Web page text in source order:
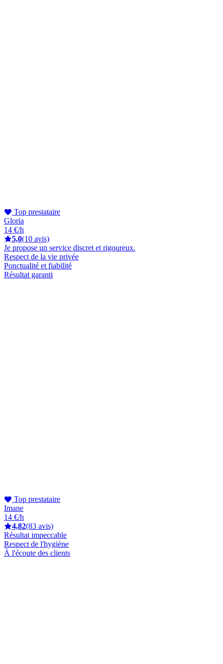
Top prestataire
Gloria
14 €/h
5,0(10 avis)
Je propose un service discret et rigoureux.
Respect de la vie privée
Ponctualité et fiabilité
Résultat garanti
Top prestataire
Imane
14 €/h
4,82(83 avis)
Résultat impeccable
Respect de l'hygiène
À l'écoute des clients